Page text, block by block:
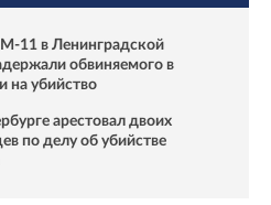
М-11 в Ленинградской
обвиняемого в
на убийство
арестовал двоих
по делу об убийстве